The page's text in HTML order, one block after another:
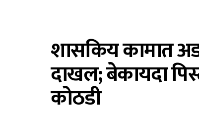
शासकिय कामात
दाखल; बेकायदा
कोठडी